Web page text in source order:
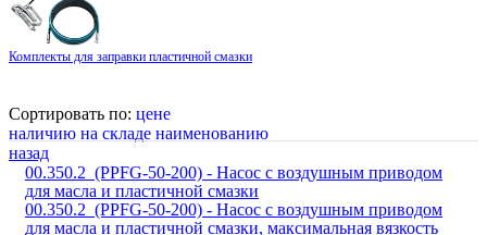
Комплекты для заправки пластичной смазки
Сортировать по: цене
наличию на складе наименованию
назад
00.350.2_(PPFG-50-200) - Насос с воздушным приводом
для масла и пластичной смазки
00.350.2_(PPFG-50-200) - Насос с воздушным приводом
для масла и пластичной смазки, максимальная вязкость